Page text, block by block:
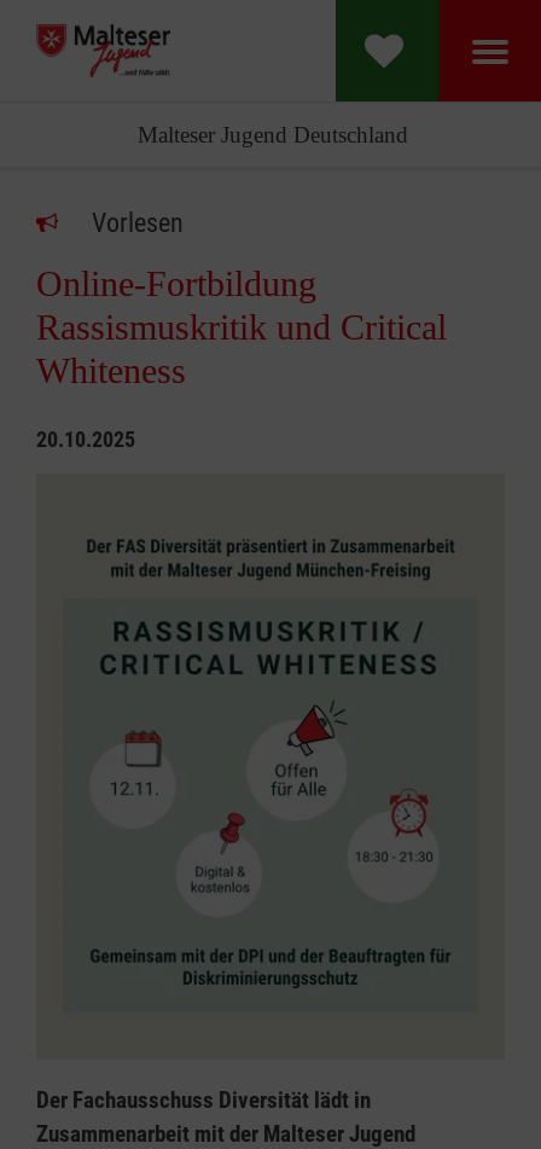
Malteser Jugend Deutschland
Vorlesen
Online-Fortbildung
Rassismuskritik und Critical
Whiteness
20.10.2025
Der Fachausschuss Diversität lädt in
Zusammenarbeit mit der Malteser Jugend